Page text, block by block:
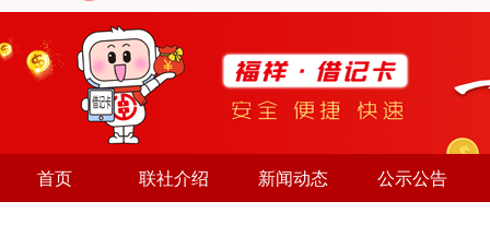
首页 联社介绍 新闻动态 公示公告